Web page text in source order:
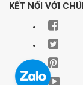
KẾT NỐI VỚI